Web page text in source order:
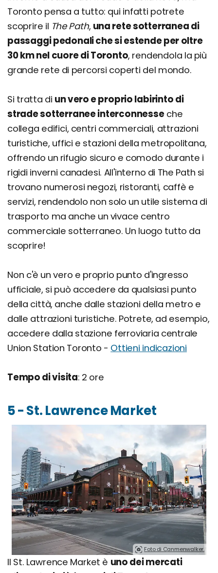
Toronto pensa a tutto: qui infatti potrete
scoprire il The Path, una rete sotterranea di
passaggi pedonali che si estende per oltre
30 km nel cuore di Toronto, rendendola la più
grande rete di percorsi coperti del mondo.
Si tratta di un vero e proprio labirinto di
strade sotterranee interconnesseche
collega edifici, centri commerciali, attrazioni
turistiche, uffici e stazioni della metropolitana,
offrendo un rifugio sicuro e comodo durante i
rigidi inverni canadesi. All'interno di The Path si
trovano numerosi negozi, ristoranti, caffè e
servizi, rendendolo non solo un utile sistema di
trasporto ma anche un vivace centro
commerciale sotterraneo. Un luogo tutto da
scoprire!
Non c'è un vero e proprio punto d'ingresso
ufficiale, si può accedere da qualsiasi punto
della città, anche dalle stazioni della metro e
dalle attrazioni turistiche. Potrete, ad esempio,
accedere dalla stazione ferroviaria centrale
Union Station Toronto - Ottieni indicazioni
Tempo di visita: 2 ore
5 - St. Lawrence Market
Foto di Canmenwalker.
Il St. Lawrence Market è uno dei mercati